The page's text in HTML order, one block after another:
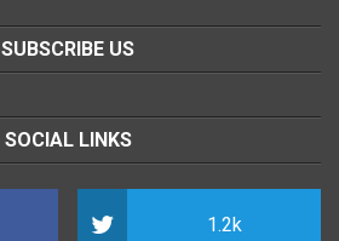
SUBSCRIBE US
SOCIAL LINKS
1.2k